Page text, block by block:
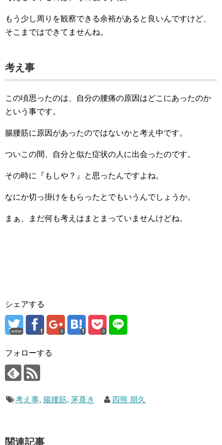
もう少し周りを観察できる余裕があると良いんですけど、
そこまではできてませんね。
考え事
この頃思ったのは、自分の腰痛の原因はどこにあったのか
という事です。
腸腰筋に原因があったのではないかと考え中です。
ついこの間、自分と似た症状の人に出会ったのです。
その時に『もしや？』と思ったんですよね。
なにか切っ掛けをもらったとでもいうんでしょうか。
まぁ、まだ何も考えはまとまっていませんけどね。
シェアする
error 0 0
フォローする
考え事, 腸腰筋, 茅葺き 四熊 朋久
関連記事